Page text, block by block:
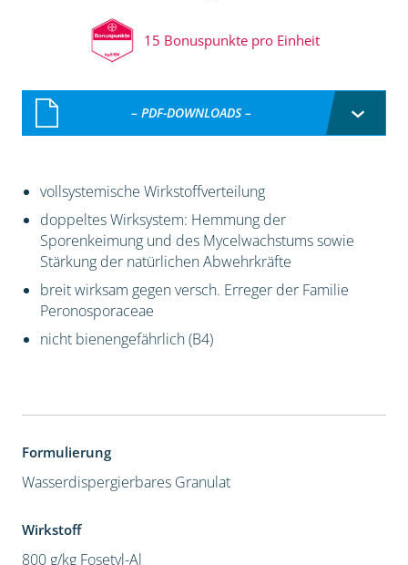
15 Bonuspunkte pro Einheit
– PDF-DOWNLOADS –
vollsystemische Wirkstoffverteilung
doppeltes Wirksystem: Hemmung der
Sporenkeimung und des Mycelwachstums sowie
Stärkung der natürlichen Abwehrkräfte
breit wirksam gegen versch. Erreger der Familie
Peronosporaceae
nicht bienengefährlich (B4)
Formulierung
Wasserdispergierbares Granulat
Wirkstoff
800 g/kg Fosetyl-Al